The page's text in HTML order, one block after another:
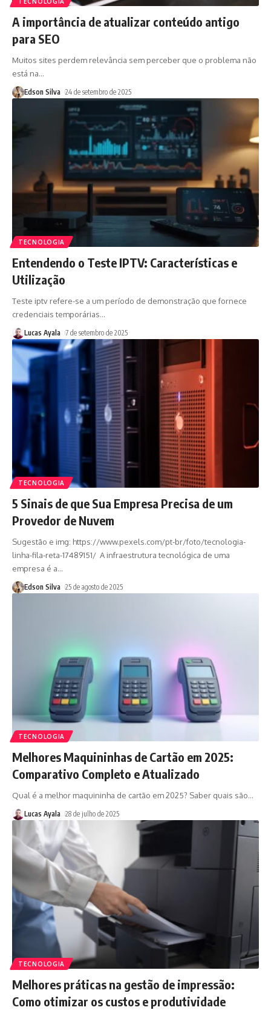
A importância de atualizar conteúdo antigo
para SEO
Muitos sites perdem relevância sem perceber que o problema não
está na…
Edson Silva 24 de setembro de 2025
TECNOLOGIA
Entendendo o Teste IPTV: Características e
Utilização
Teste iptv refere-se a um período de demonstração que fornece
credenciais temporárias…
Lucas Ayala 7 de setembro de 2025
TECNOLOGIA
5 Sinais de que Sua Empresa Precisa de um
Provedor de Nuvem
Sugestão e img: https://www.pexels.com/pt-br/foto/tecnologia-
linha-fila-reta-17489151/ A infraestrutura tecnológica de uma
empresa é a…
Edson Silva 25 de agosto de 2025
TECNOLOGIA
Melhores Maquininhas de Cartão em 2025:
Comparativo Completo e Atualizado
Qual é a melhor maquininha de cartão em 2025? Saber quais são…
Lucas Ayala 28 de julho de 2025
TECNOLOGIA
Melhores práticas na gestão de impressão:
Como otimizar os custos e produtividade